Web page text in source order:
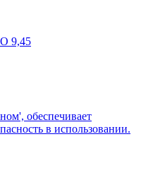
9,45
обеспечивает
в использовании.